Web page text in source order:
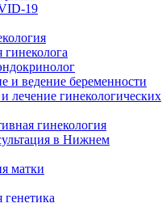
19
гинеколога
и ведение беременности
лечение гинекологических
гинекология
в Нижнем
матки
генетика